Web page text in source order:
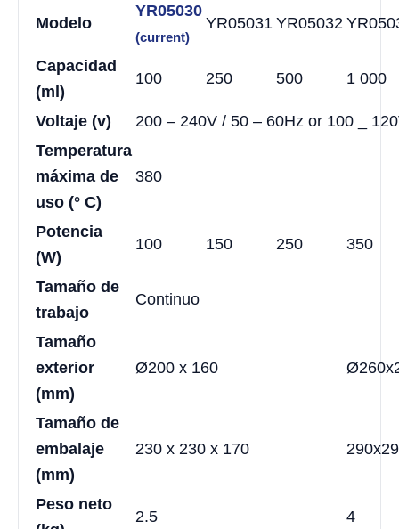
Modelo
YR05030
(current)
YR05031 YR05032
Capacidad
(ml)
100 250 500 1 000
Voltaje (v)
200 – 240V / 50 – 60Hz or 100 _
Temperatura
máxima de
uso (° C)
380
Potencia
(W)
100 150 250 350
Tamaño de
trabajo
Continuo
Tamaño
exterior
(mm)
Ø200 x 160
Tamaño de
embalaje
(mm)
230 x 230 x 170
Peso neto
2.5 4